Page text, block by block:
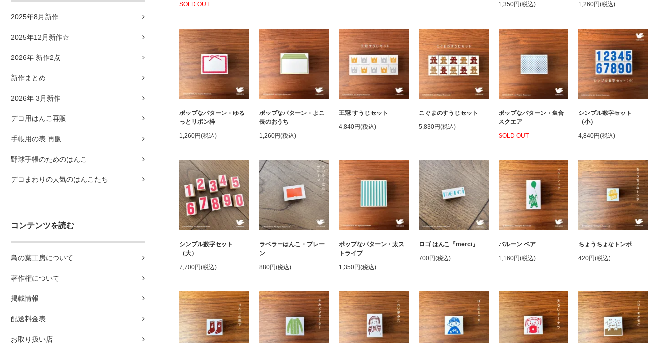
2025年8月新作
2025年12月新作☆
2026年 新作2点
新作まとめ
2026年 3月新作
デコ用はんこ再販
手帳用の表 再販
野球手帳のためのはんこ
デコまわりの人気のはんこたち
コンテンツを読む
鳥の葉工房について
著作権について
掲載情報
配送料金表
お取り扱い店
SOLD OUT
1,350円(税込)
1,260円(税込)
ポップなパターン・ゆる
っとリボン枠
1,260円(税込)
ポップなパターン・よこ
長のおうち
1,260円(税込)
王冠 すうじセット
4,840円(税込)
こぐまのすうじセット
5,830円(税込)
ポップなパターン・集合
スクエア
SOLD OUT
シンプル数字セット
（小）
4,840円(税込)
シンプル数字セット
（大）
7,700円(税込)
ラベラーはんこ・プレー
ン
880円(税込)
ポップなパターン・太ス
トライプ
1,350円(税込)
ロゴ はんこ『merci』
700円(税込)
バルーン ベア
1,160円(税込)
ちょうちょなトンボ
420円(税込)